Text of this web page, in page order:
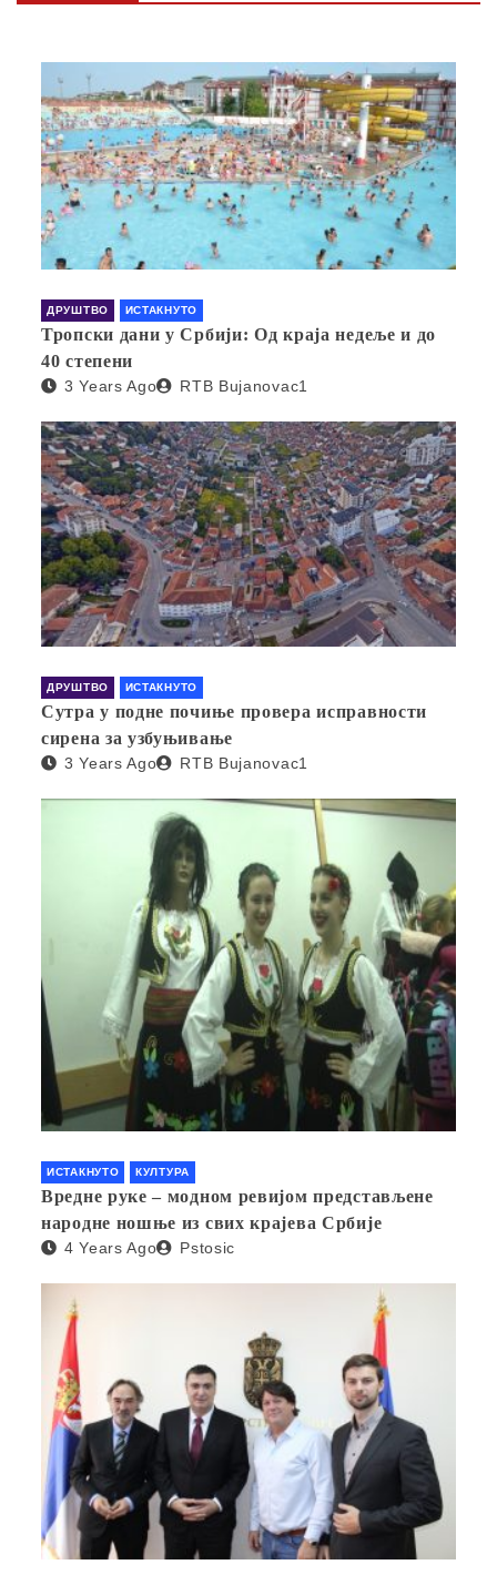
ДРУШТВО ИСТАКНУТО
Тропски дани у Србији: Од краја недеље и до
40 степени
3 Years Ago RTB Bujanovac1
ДРУШТВО ИСТАКНУТО
Сутра у подне почиње провера исправности
сирена за узбуњивање
3 Years Ago RTB Bujanovac1
ИСТАКНУТО КУЛТУРА
Вредне руке – модном ревијом представљене
народне ношње из свих крајева Србије
4 Years Ago Pstosic